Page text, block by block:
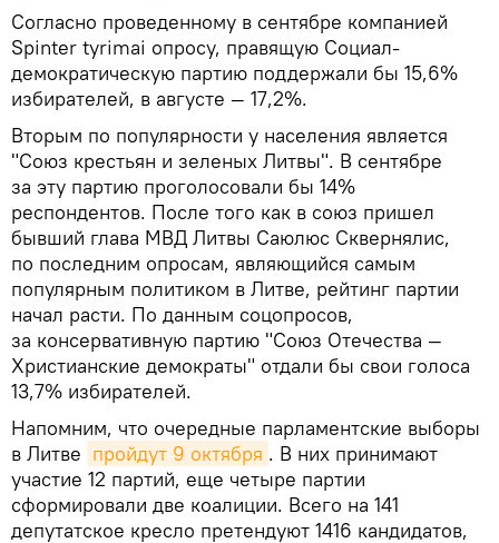
Согласно проведенному в сентябре компанией
Spinter tyrimai опросу, правящую Социал-
демократическую партию поддержали бы 15,6%
избирателей, в августе — 17,2%.
Вторым по популярности у населения является
"Союз крестьян и зеленых Литвы". В сентябре
за эту партию проголосовали бы 14%
респондентов. После того как в союз пришел
бывший глава МВД Литвы Саюлюс Сквернялис,
по последним опросам, являющийся самым
популярным политиком в Литве, рейтинг партии
начал расти. По данным соцопросов,
за консервативную партию "Союз Отечества —
Христианские демократы" отдали бы свои голоса
13,7% избирателей.
Напомним, что очередные парламентские выборы
в Литве пройдут 9 октября . В них принимают
участие 12 партий, еще четыре партии
сформировали две коалиции. Всего на 141
депутатское кресло претендуют 1416 кандидатов,